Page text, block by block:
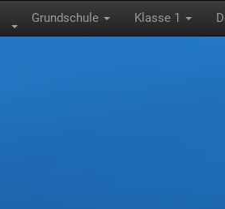
Grundschule Klasse 1